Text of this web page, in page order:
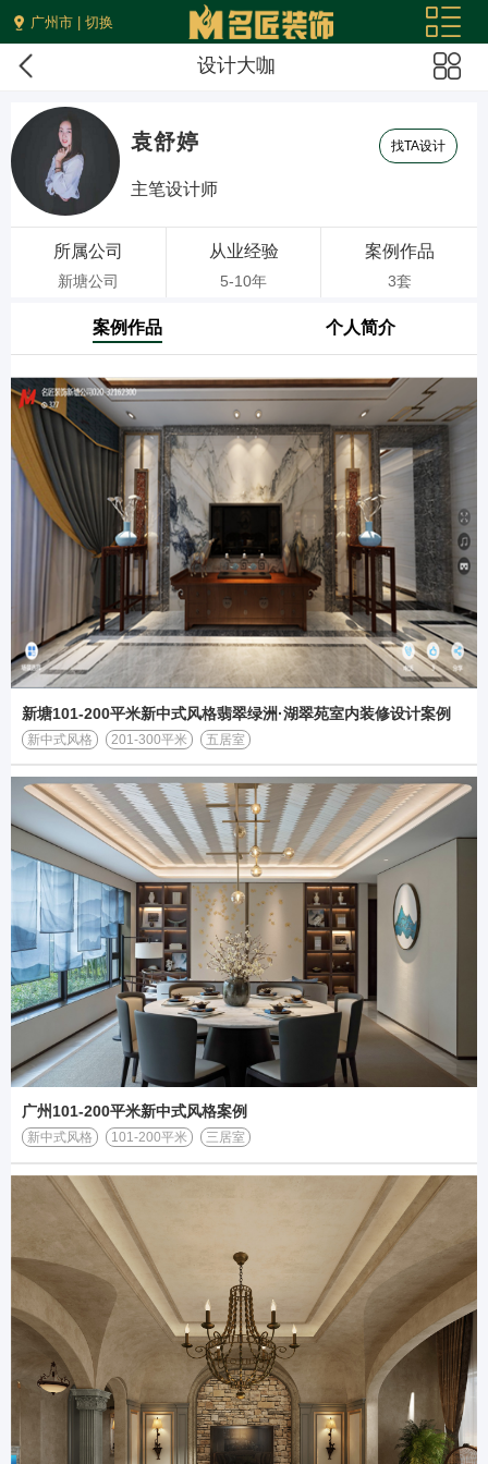
广州市 | 切换
设计大咖
袁舒婷
主笔设计师
找TA设计
所属公司
新塘公司
从业经验
5-10年
案例作品
3套
案例作品 个人简介
新塘101-200平米新中式风格翡翠绿洲·湖翠苑室内装修设计案例
新中式风格 201-300平米 五居室
广州101-200平米新中式风格案例
新中式风格 101-200平米 三居室